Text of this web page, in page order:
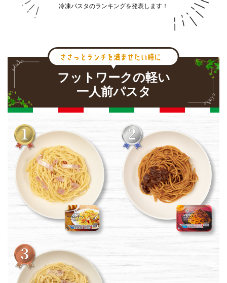
冷凍パスタのランキングを発表します！
フットワークの軽い
一人前パスタ